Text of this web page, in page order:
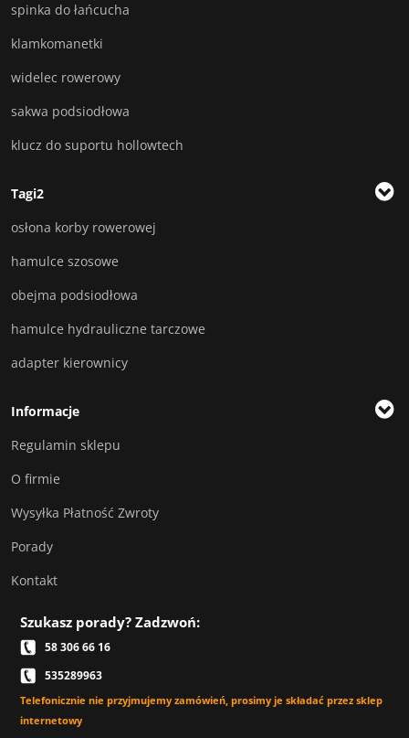
spinka do łańcucha
klamkomanetki
widelec rowerowy
sakwa podsiodłowa
klucz do suportu hollowtech
Tagi2
osłona korby rowerowej
hamulce szosowe
obejma podsiodłowa
hamulce hydrauliczne tarczowe
adapter kierownicy
Informacje
Regulamin sklepu
O firmie
Wysyłka Płatność Zwroty
Porady
Kontakt
Szukasz porady? Zadzwoń:
58 306 66 16
535289963
Telefonicznie nie przyjmujemy zamówień, prosimy je składać przez sklep
internetowy